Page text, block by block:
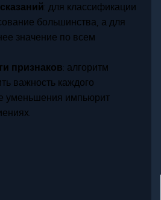
: для классификации
большинства, а для
значение по всем
признаков: алгоритм
важность каждого
уменьшения импьюрит